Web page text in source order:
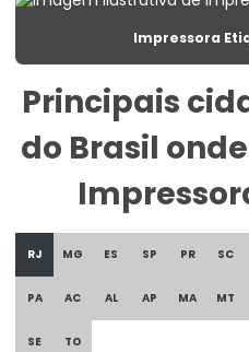
Etiqueta Para Congelados Em
Etiqueta Para Gondolas De
Etiqueta Para Produtos
Etiqueta Para Roupas
Etiqueta Promocional Para
Etiqueta Reutilizável Para Varejo
Etiqueta Termica
Impressora
Principais
do Brasil
RJ MG ES SP PR SC
PA AC AL AP MA MT
SE TO